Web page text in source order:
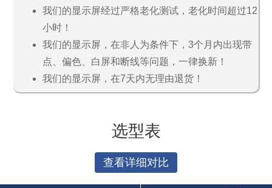
我们的显示屏经过严格老化测试，老化时间超过12
小时！
我们的显示屏，在非人为条件下，3个月内出现带
点、偏色、白屏和断线等问题，一律换新！
我们的显示屏，在7天内无理由退货！
选型表
查看详细对比